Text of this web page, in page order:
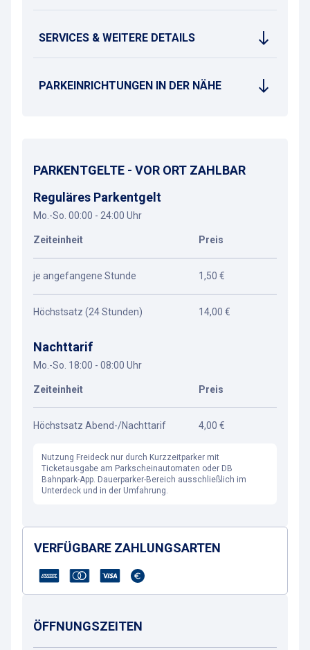
SERVICES & WEITERE DETAILS
PARKEINRICHTUNGEN IN DER NÄHE
PARKENTGELTE - VOR ORT ZAHLBAR
Reguläres Parkentgelt
Mo.-So. 00:00 - 24:00 Uhr
Zeiteinheit Preis
je angefangene Stunde 1,50 €
Höchstsatz (24 Stunden) 14,00 €
Nachttarif
Mo.-So. 18:00 - 08:00 Uhr
Zeiteinheit Preis
Höchstsatz Abend-/Nachttarif 4,00 €
Nutzung Freideck nur durch Kurzzeitparker mit
Ticketausgabe am Parkscheinautomaten oder DB
Bahnpark-App. Dauerparker-Bereich ausschließlich im
Unterdeck und in der Umfahrung.
VERFÜGBARE ZAHLUNGSARTEN
ÖFFNUNGSZEITEN